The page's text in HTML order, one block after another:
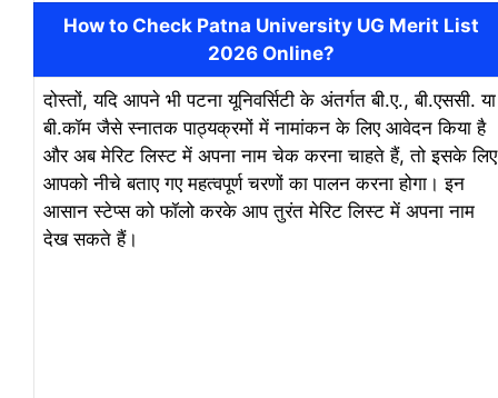
How to Check Patna University UG Merit List
2026 Online?
दोस्तों, यदि आपने भी पटना यूनिवर्सिटी के अंतर्गत बी.ए., बी.एससी. या
बी.कॉम जैसे स्नातक पाठ्यक्रमों में नामांकन के लिए आवेदन किया है
और अब मेरिट लिस्ट में अपना नाम चेक करना चाहते हैं, तो इसके लिए
आपको नीचे बताए गए महत्वपूर्ण चरणों का पालन करना होगा। इन
आसान स्टेप्स को फॉलो करके आप तुरंत मेरिट लिस्ट में अपना नाम
देख सकते हैं।